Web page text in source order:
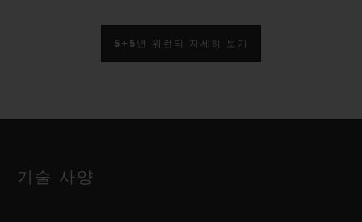
5+5년 워런티 자세히 보기
기술 사양